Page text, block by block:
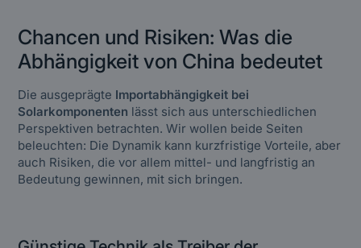
Chancen und Risiken: Was die
Abhängigkeit von China bedeutet
Die ausgeprägte Importabhängigkeit bei
Solarkomponenten lässt sich aus unterschiedlichen
Perspektiven betrachten. Wir wollen beide Seiten
beleuchten: Die Dynamik kann kurzfristige Vorteile, aber
auch Risiken, die vor allem mittel- und langfristig an
Bedeutung gewinnen, mit sich bringen.